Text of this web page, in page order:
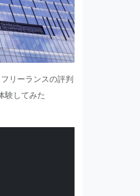
リーランスの評判
験してみた